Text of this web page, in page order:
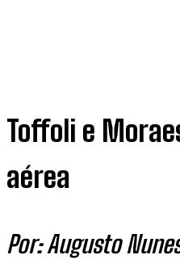
Toffoli e
aérea
Por: Augusto